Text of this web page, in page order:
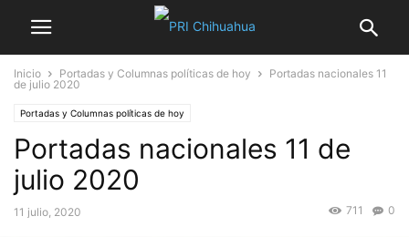
Inicio Portadas y Columnas políticas de hoy
Portadas nacionales 11
de julio 2020
Portadas y Columnas políticas de hoy
Portadas nacionales 11 de
julio 2020
11 julio, 2020 0
711